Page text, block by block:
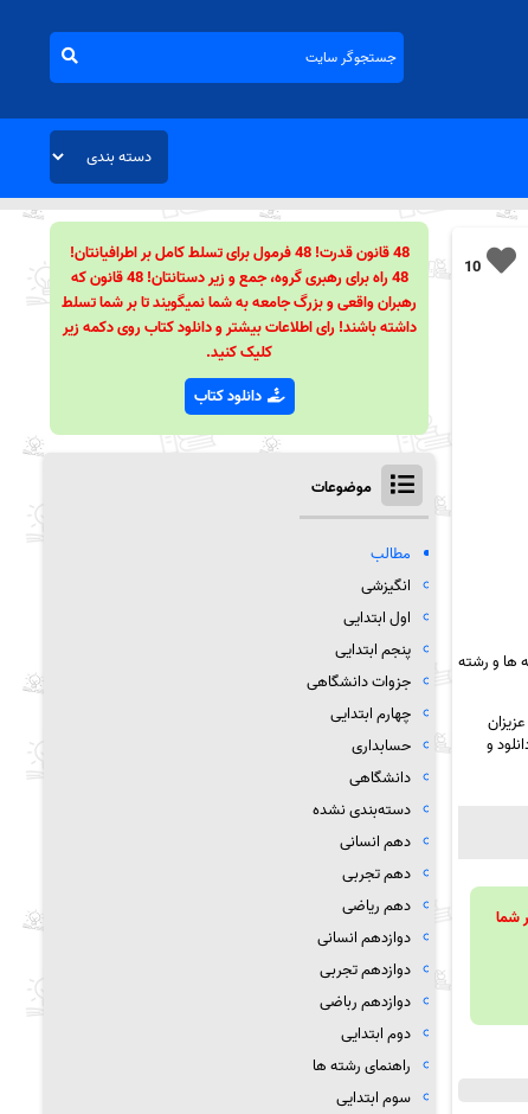
10
ها و رشته
و
تا بر شما
48 قانون قدرت! 48 فرمول برای تسلط کامل بر اطرافیانتان!
48 راه برای رهبری گروه، جمع و زیر دستانتان! 48 قانون که
رهبران واقعی و بزرگ جامعه به شما نمیگویند تا بر شما تسلط
داشته باشند! رای اطلاعات بیشتر و دانلود کتاب روی دکمه زیر
کلیک کنید.
دانلود کتاب
موضوعات
مطالب
انگیزشی
اول ابتدایی
پنجم ابتدایی
جزوات دانشگاهی
چهارم ابتدایی
حسابداری
دانشگاهی
دسته‌بندی نشده
دهم انسانی
دهم تجربی
دهم ریاضی
دوازدهم انسانی
دوازدهم تجربی
دوازدهم رباضی
دوم ابتدایی
راهنمای رشته ها
سوم ابتدایی